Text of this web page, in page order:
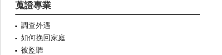
蒐證專業
調查外遇
如何挽回家庭
被監聽